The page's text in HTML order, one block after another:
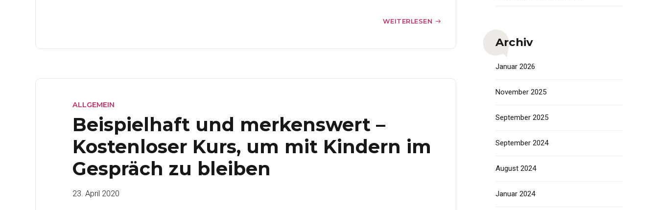
WEITERLESEN
ALLGEMEIN
Beispielhaft und merkenswert –
Kostenloser Kurs, um mit Kindern im
Gespräch zu bleiben
23. April 2020
Archiv
Januar 2026
November 2025
September 2025
September 2024
August 2024
Januar 2024